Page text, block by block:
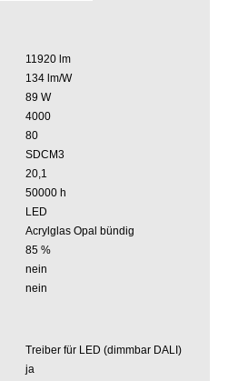
11920 lm
134 lm/W
89 W
4000
80
SDCM3
20,1
50000 h
LED
Acrylglas Opal bündig
85 %
nein
nein
Treiber für LED (dimmbar DALI)
ja